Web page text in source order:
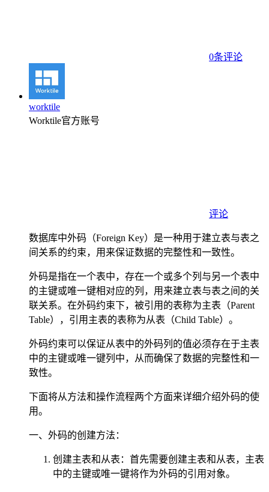
0条评论
worktile
Worktile官方账号
评论
数据库中外码（Foreign Key）是一种用于建立表与表之
间关系的约束，用来保证数据的完整性和一致性。
外码是指在一个表中，存在一个或多个列与另一个表中
的主键或唯一键相对应的列，用来建立表与表之间的关
联关系。在外码约束下，被引用的表称为主表（Parent
Table），引用主表的表称为从表（Child Table）。
外码约束可以保证从表中的外码列的值必须存在于主表
中的主键或唯一键列中，从而确保了数据的完整性和一
致性。
下面将从方法和操作流程两个方面来详细介绍外码的使
用。
一、外码的创建方法：
创建主表和从表：首先需要创建主表和从表，主表
中的主键或唯一键将作为外码的引用对象。